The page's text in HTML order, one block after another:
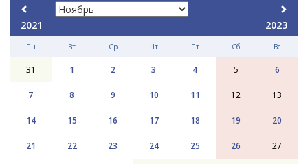
2021 2023
Пн Вт Ср Чт Пт Сб Вс
31 1 2 3 4 5 6
7 8 9 10 11 12 13
14 15 16 17 18 19 20
21 22 23 24 25 26 27